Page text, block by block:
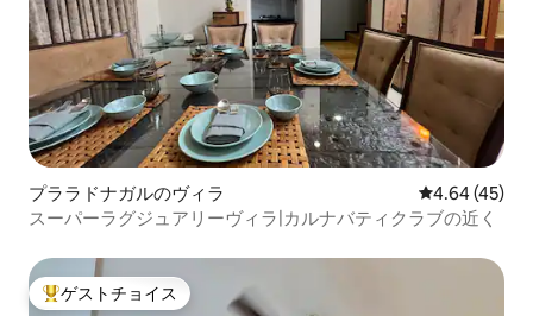
プララドナガルのヴィラ レビュー45
4.64 (45)
スーパーラグジュアリーヴィラ|カルナバティクラブの近く
大好評のゲストチョイスです。
ゲストチョイス